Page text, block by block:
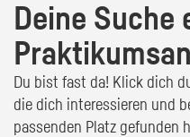
Deine Suche
Du bist fast da! Klick dich
die dich interessieren und
passenden Platz gefunden